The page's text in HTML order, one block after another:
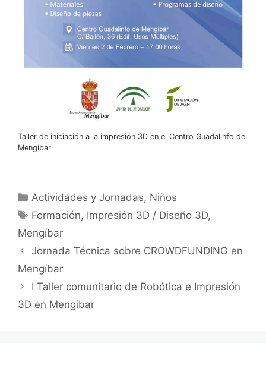
Taller de iniciación a la impresión 3D en el Centro Guadalinfo de
Mengíbar
Categorías
Actividades y Jornadas, Niños
Etiquetas
Formación, Impresión 3D / Diseño 3D,
Mengíbar
Jornada Técnica sobre CROWDFUNDING en
Mengíbar
I Taller comunitario de Robótica e Impresión
3D en Mengíbar